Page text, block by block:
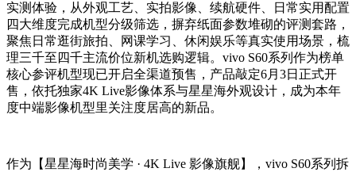
实测体验，从外观工艺、实拍影像、续航硬件、日常实用配置
四大维度完成机型分级筛选，摒弃纸面参数堆砌的评测套路，
聚焦日常逛街旅拍、网课学习、休闲娱乐等真实使用场景，梳
理三千至四千主流价位新机选购逻辑。vivo S60系列作为榜单
核心参评机型现已开启全渠道预售，产品敲定6月3日正式开
售，依托独家4K Live影像体系与星星海外观设计，成为本年
度中端影像机型里关注度居高的新品。
作为【星星海时尚美学 · 4K Live 影像旗舰】，vivo S60系列拆